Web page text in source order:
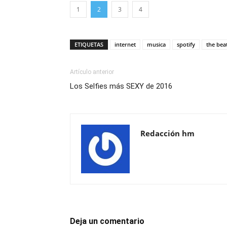
1 2 3 4
ETIQUETAS internet musica spotify the
Artículo anterior
Los Selfies más SEXY de 2016
Redacción hm
Deja un comentario